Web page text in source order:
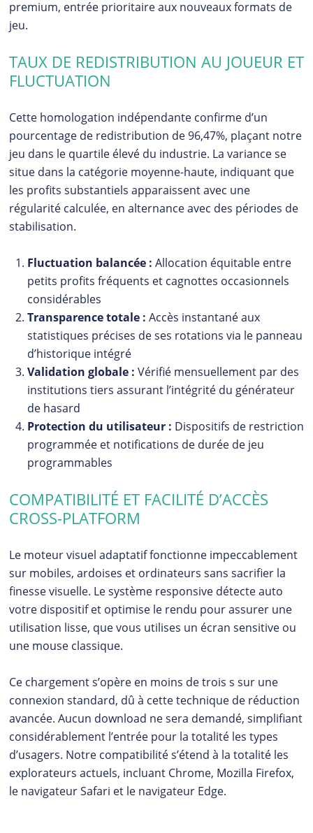
premium, entrée prioritaire aux nouveaux formats de
jeu.
TAUX DE REDISTRIBUTION AU JOUEUR ET
FLUCTUATION
Cette homologation indépendante confirme d’un
pourcentage de redistribution de 96,47%, plaçant notre
jeu dans le quartile élevé du industrie. La variance se
situe dans la catégorie moyenne-haute, indiquant que
les profits substantiels apparaissent avec une
régularité calculée, en alternance avec des périodes de
stabilisation.
Fluctuation balancée : Allocation équitable entre
petits profits fréquents et cagnottes occasionnels
considérables
Transparence totale : Accès instantané aux
statistiques précises de ses rotations via le panneau
d’historique intégré
Validation globale : Vérifié mensuellement par des
institutions tiers assurant l’intégrité du générateur
de hasard
Protection du utilisateur : Dispositifs de restriction
programmée et notifications de durée de jeu
programmables
COMPATIBILITÉ ET FACILITÉ D’ACCÈS
CROSS-PLATFORM
Le moteur visuel adaptatif fonctionne impeccablement
sur mobiles, ardoises et ordinateurs sans sacrifier la
finesse visuelle. Le système responsive détecte auto
votre dispositif et optimise le rendu pour assurer une
utilisation lisse, que vous utilises un écran sensitive ou
une mouse classique.
Ce chargement s’opère en moins de trois s sur une
connexion standard, dû à cette technique de réduction
avancée. Aucun download ne sera demandé, simplifiant
considérablement l’entrée pour la totalité les types
d’usagers. Notre compatibilité s’étend à la totalité les
explorateurs actuels, incluant Chrome, Mozilla Firefox,
le navigateur Safari et le navigateur Edge.